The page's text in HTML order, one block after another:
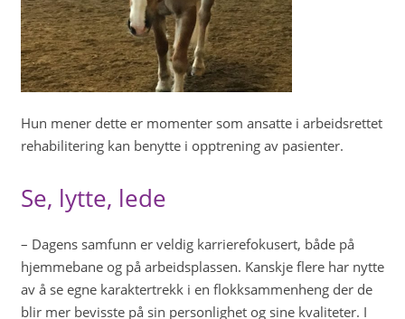
Hun mener dette er momenter som ansatte i arbeidsrettet
rehabilitering kan benytte i opptrening av pasienter.
Se, lytte, lede
– Dagens samfunn er veldig karrierefokusert, både på
hjemmebane og på arbeidsplassen. Kanskje flere har nytte
av å se egne karaktertrekk i en flokksammenheng der de
blir mer bevisste på sin personlighet og sine kvaliteter. I